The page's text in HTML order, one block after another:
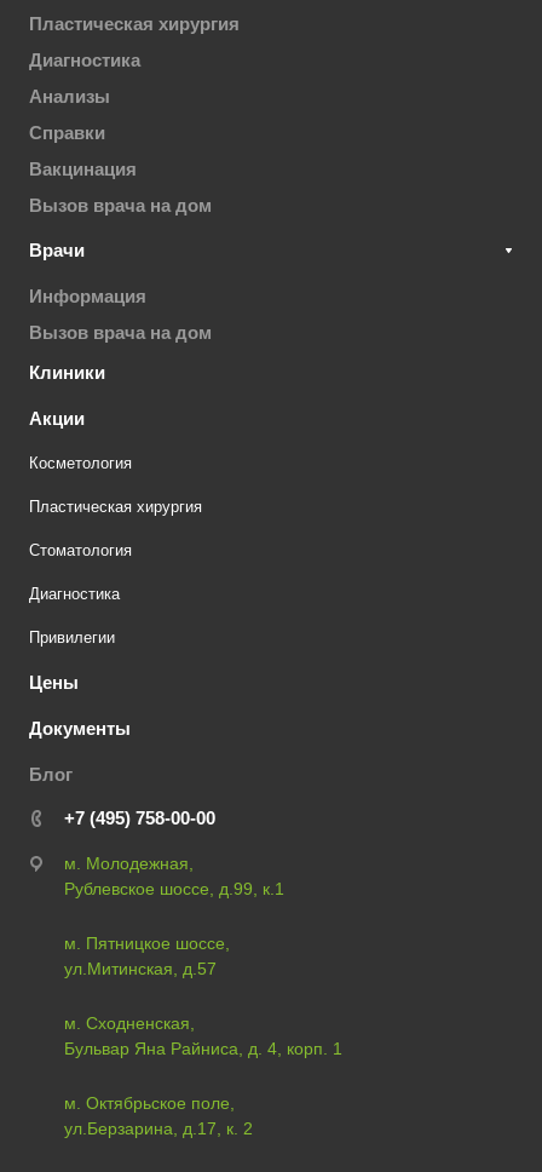
Пластическая хирургия
Диагностика
Анализы
Справки
Вакцинация
Вызов врача на дом
Врачи
Информация
Вызов врача на дом
Клиники
Акции
Косметология
Пластическая хирургия
Стоматология
Диагностика
Привилегии
Цены
Документы
Блог
+7 (495) 758-00-00
м. Молодежная,
Рублевское шоссе, д.99, к.1
м. Пятницкое шоссе,
ул.Митинская, д.57
м. Сходненская,
Бульвар Яна Райниса, д. 4, корп. 1
м. Октябрьское поле,
ул.Берзарина, д.17, к. 2